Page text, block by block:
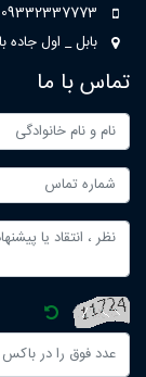
09332337773
بابل _ اول جاده
تماس با ما